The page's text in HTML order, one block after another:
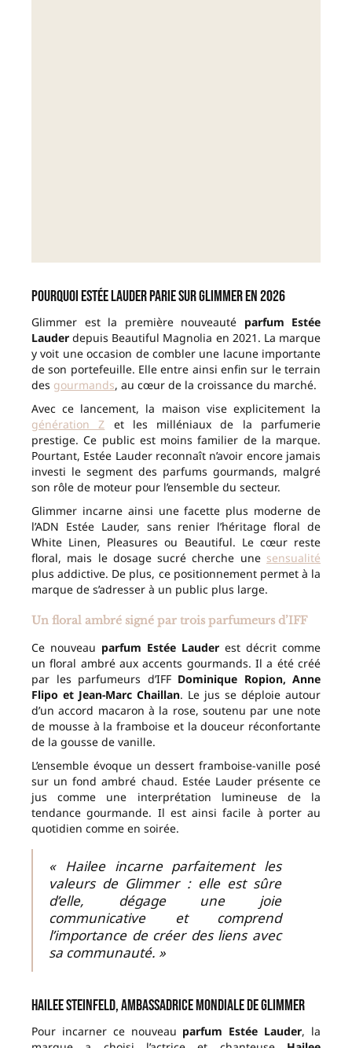
Pourquoi Estée Lauder parie sur Glimmer en 2026
Glimmer est la première nouveauté parfum Estée
Lauder depuis Beautiful Magnolia en 2021. La marque
y voit une occasion de combler une lacune importante
de son portefeuille. Elle entre ainsi enfin sur le terrain
des gourmands, au cœur de la croissance du marché.
Avec ce lancement, la maison vise explicitement la
génération Z et les milléniaux de la parfumerie
prestige. Ce public est moins familier de la marque.
Pourtant, Estée Lauder reconnaît n’avoir encore jamais
investi le segment des parfums gourmands, malgré
son rôle de moteur pour l’ensemble du secteur.
Glimmer incarne ainsi une facette plus moderne de
l’ADN Estée Lauder, sans renier l’héritage floral de
White Linen, Pleasures ou Beautiful. Le cœur reste
floral, mais le dosage sucré cherche une sensualité
plus addictive. De plus, ce positionnement permet à la
marque de s’adresser à un public plus large.
Un floral ambré signé par trois parfumeurs d’IFF
Ce nouveau parfum Estée Lauder est décrit comme
un floral ambré aux accents gourmands. Il a été créé
par les parfumeurs d’IFF Dominique Ropion, Anne
Flipo et Jean-Marc Chaillan. Le jus se déploie autour
d’un accord macaron à la rose, soutenu par une note
de mousse à la framboise et la douceur réconfortante
de la gousse de vanille.
L’ensemble évoque un dessert framboise-vanille posé
sur un fond ambré chaud. Estée Lauder présente ce
jus comme une interprétation lumineuse de la
tendance gourmande. Il est ainsi facile à porter au
quotidien comme en soirée.
« Hailee incarne parfaitement les
valeurs de Glimmer : elle est sûre
d’elle, dégage une joie
communicative et comprend
l’importance de créer des liens avec
sa communauté. »
Hailee Steinfeld, ambassadrice mondiale de Glimmer
Pour incarner ce nouveau parfum Estée Lauder, la